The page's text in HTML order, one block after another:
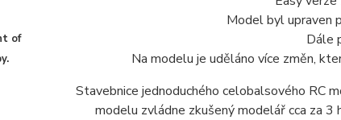
of
.
Model byl upraven
Dále
Na modelu je uděláno více změn,
Stavebnice jednoduchého celobalsového RC
modelu zvládne zkušený modelář cca za 3